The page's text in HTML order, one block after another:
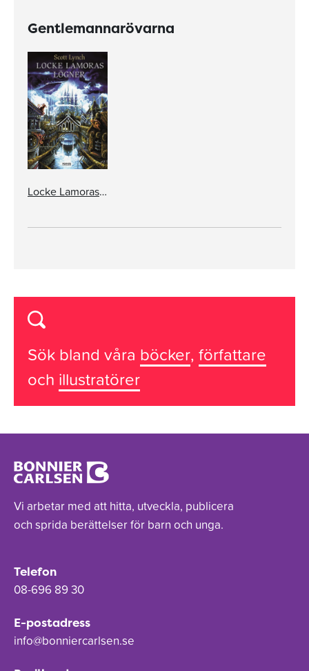
Gentlemannarövarna
Locke Lamoras lögner
Sök bland våra böcker, författare
och illustratörer
Vi arbetar med att hitta, utveckla, publicera
och sprida berättelser för barn och unga.
Telefon
08-696 89 30
E-postadress
info@bonniercarlsen.se